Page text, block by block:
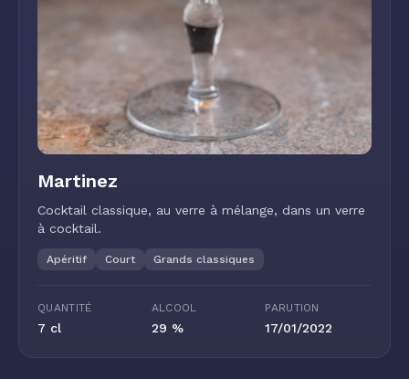
Martinez
Cocktail classique, au verre à mélange, dans un verre
à cocktail.
Apéritif Court Grands classiques
QUANTITÉ
7 cl
ALCOOL
29 %
PARUTION
17/01/2022